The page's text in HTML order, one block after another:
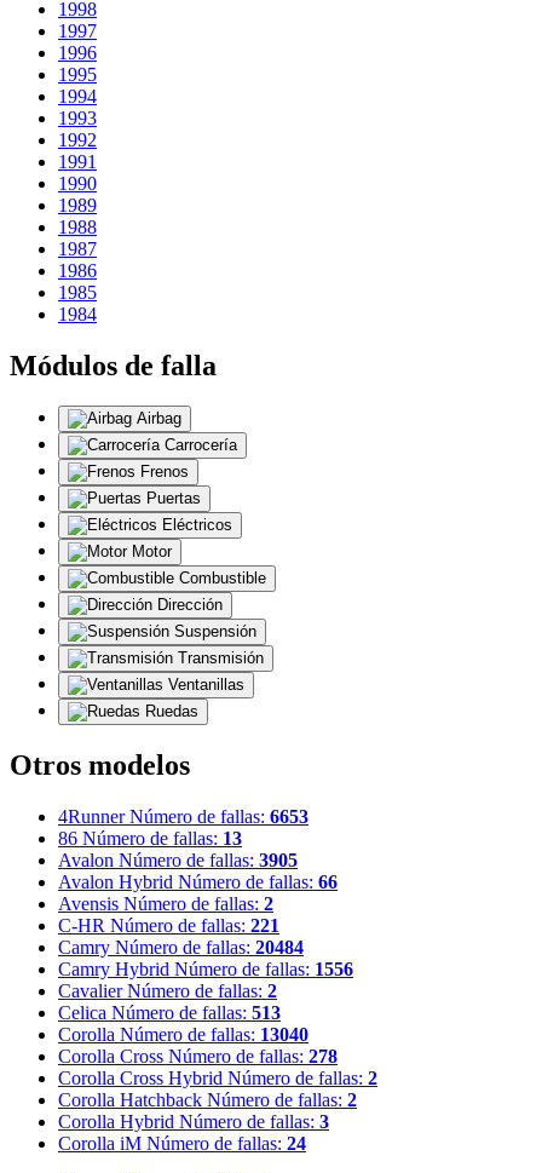
1998
1997
1996
1995
1994
1993
1992
1991
1990
1989
1988
1987
1986
1985
1984
Módulos de falla
Airbag
Carrocería
Frenos
Puertas
Eléctricos
Motor
Combustible
Dirección
Suspensión
Transmisión
Ventanillas
Ruedas
Otros modelos
4Runner Número de fallas: 6653
86 Número de fallas: 13
Avalon Número de fallas: 3905
Avalon Hybrid Número de fallas: 66
Avensis Número de fallas: 2
C-HR Número de fallas: 221
Camry Número de fallas: 20484
Camry Hybrid Número de fallas: 1556
Cavalier Número de fallas: 2
Celica Número de fallas: 513
Corolla Número de fallas: 13040
Corolla Cross Número de fallas: 278
Corolla Cross Hybrid Número de fallas: 2
Corolla Hatchback Número de fallas: 2
Corolla Hybrid Número de fallas: 3
Corolla iM Número de fallas: 24